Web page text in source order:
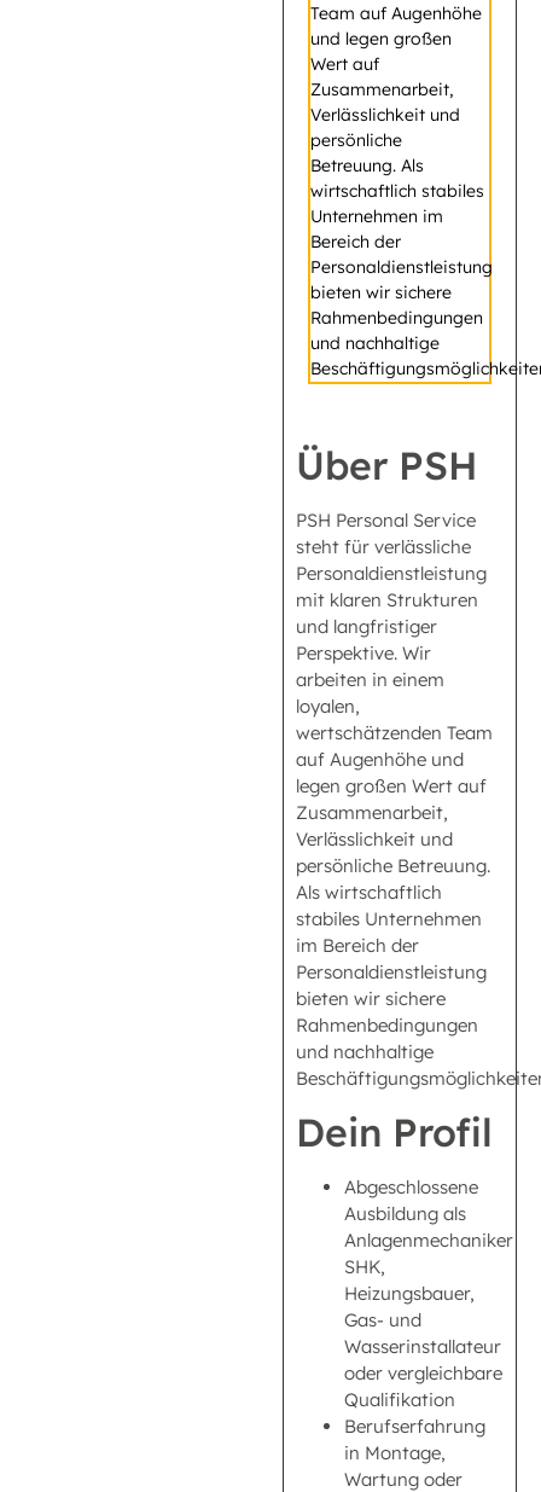
Team auf Augenhöhe
und legen großen
Wert auf
Zusammenarbeit,
Verlässlichkeit und
persönliche
Betreuung. Als
wirtschaftlich stabiles
Unternehmen im
Bereich der
Personaldienstleistung
bieten wir sichere
Rahmenbedingungen
und nachhaltige
Über PSH
PSH Personal Service
steht für verlässliche
Personaldienstleistung
mit klaren Strukturen
und langfristiger
Perspektive. Wir
arbeiten in einem
loyalen,
wertschätzenden Team
auf Augenhöhe und
legen großen Wert auf
Zusammenarbeit,
Verlässlichkeit und
persönliche Betreuung.
Als wirtschaftlich
stabiles Unternehmen
im Bereich der
Personaldienstleistung
bieten wir sichere
Rahmenbedingungen
und nachhaltige
Dein Profil
Abgeschlossene
Ausbildung als
Anlagenmechaniker
SHK,
Heizungsbauer,
Gas- und
Wasserinstallateur
oder vergleichbare
Qualifikation
Berufserfahrung
in Montage,
Wartung oder